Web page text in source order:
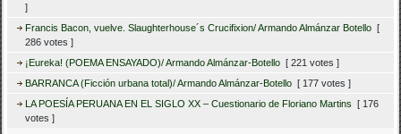
]
Francis Bacon, vuelve. Slaughterhouse´s Crucifixion/ Armando Almánzar Botello [
286 votes ]
¡Eureka! (POEMA ENSAYADO)/ Armando Almánzar-Botello [ 221 votes ]
BARRANCA (Ficción urbana total)/ Armando Almánzar-Botello [ 177 votes ]
LA POESÍA PERUANA EN EL SIGLO XX – Cuestionario de Floriano Martins
[ 176
votes ]